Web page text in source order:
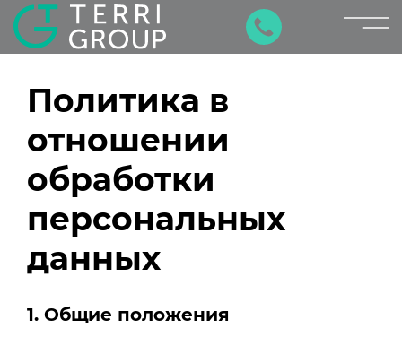
Политика в
отношении
обработки
персональных
данных
1. Общие положения